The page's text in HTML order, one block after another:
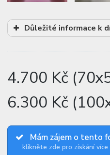
Důležité informace k
4.700 Kč
6.300 Kč
Mám zájem o tento
klikněte zde pro získání více